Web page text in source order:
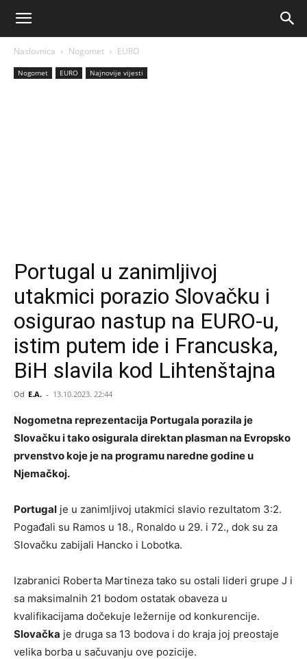
Naslovnica Nogomet EURO
Nogomet EURO Najnovije vijesti
Portugal u zanimljivoj
utakmici porazio Slovačku i
osigurao nastup na EURO-u,
istim putem ide i Francuska,
BiH slavila kod Lihtenštajna
Od E.A. - 13.10.2023. 22:44
Nogometna reprezentacija Portugala porazila je
Slovačku i tako osigurala direktan plasman na Evropsko
prvenstvo koje je na programu naredne godine u
Njemačkoj.
Portugal je u zanimljivoj utakmici slavio rezultatom 3:2.
Pogađali su Ramos u 18., Ronaldo u 29. i 72., dok su za
Slovačku zabijali Hancko i Lobotka.
Izabranici Roberta Martineza tako su ostali lideri grupe J i
sa maksimalnih 21 bodom ostatak obaveza u
kvalifikacijama dočekuje ležernije od konkurencije.
Slovačka je druga sa 13 bodova i do kraja joj preostaje
velika borba u sačuvanju ove pozicije.